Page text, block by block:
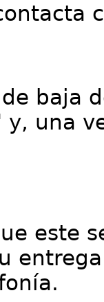
baja
y, una
este